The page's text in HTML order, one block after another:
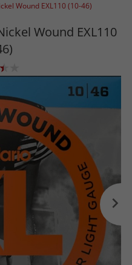
Wound EXL110 (10-46)
Wound EXL110